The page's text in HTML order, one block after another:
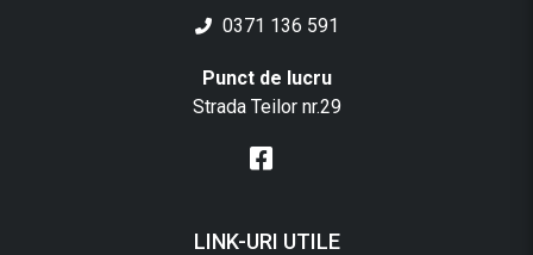
0371 136 591
Punct de lucru
Strada Teilor nr.29
LINK-URI UTILE